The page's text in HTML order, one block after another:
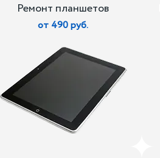
Ремонт планшетов
от 490 руб.